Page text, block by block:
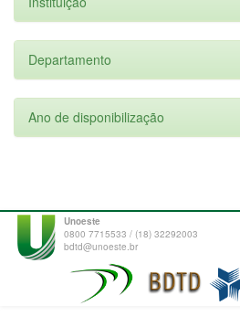
Departamento
Ano de disponibilização
Unoeste
0800 7715533 / (18) 32292003
bdtd@unoeste.br